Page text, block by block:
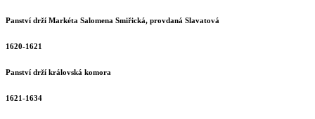
Panství drží Markéta Salomena Smiřická, provdaná Slavatová
1620-1621
Panství drží královská komora
1621-1634